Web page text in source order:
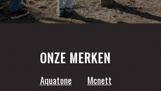
ONZE MERKEN
Aquatone
Mcnett